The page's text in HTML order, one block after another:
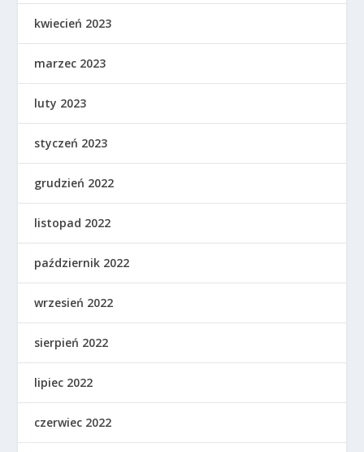
kwiecień 2023
marzec 2023
luty 2023
styczeń 2023
grudzień 2022
listopad 2022
październik 2022
wrzesień 2022
sierpień 2022
lipiec 2022
czerwiec 2022